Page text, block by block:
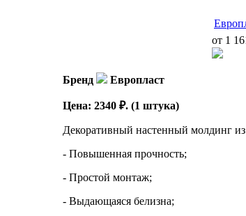
от 1
Бренд Европласт
Цена: 2340 ₽. (1 штука)
Декоративный настенный молдинг
- Повышенная прочность;
- Простой монтаж;
- Выдающаяся белизна;